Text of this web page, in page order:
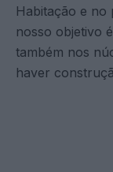
Habitação e no
nosso objetivo
também nos
haver